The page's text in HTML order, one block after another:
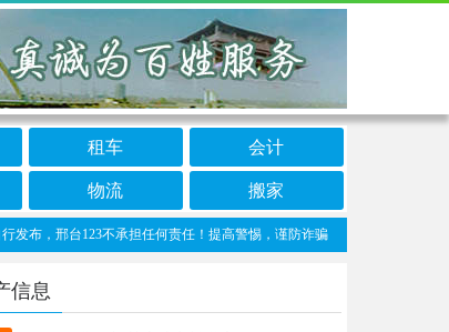
租车 会计
物流 搬家
布，邢台123不承担任何责任！提高警惕，谨防诈骗！做推广、做信息置顶
信息